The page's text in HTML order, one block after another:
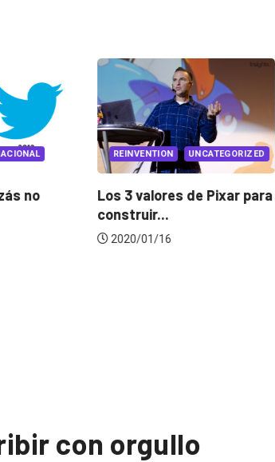
no
REINVENTION UNCATEGORIZED
Los 3 valores de Pixar para
construir...
2020/01/16
con orgullo